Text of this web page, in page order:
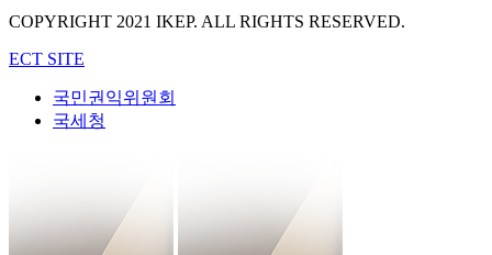
COPYRIGHT 2021 IKEP. ALL RIGHTS RESERVED.
ECT SITE
국민권익위원회
국세청